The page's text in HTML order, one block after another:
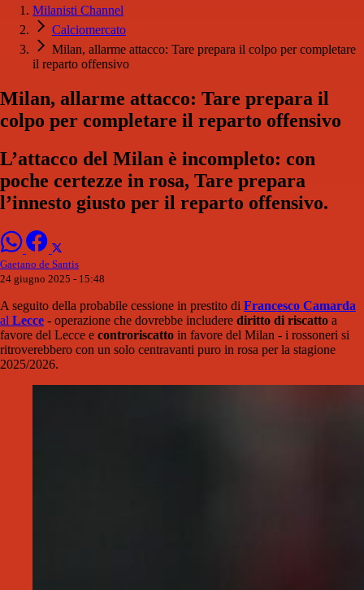
Milanisti Channel
Calciomercato
Milan, allarme attacco: Tare prepara il colpo per completare
il reparto offensivo
Milan, allarme attacco: Tare prepara il
colpo per completare il reparto offensivo
L’attacco del Milan è incompleto: con
poche certezze in rosa, Tare prepara
l’innesto giusto per il reparto offensivo.
Gaetano de Santis
24 giugno 2025 - 15:48
A seguito della probabile cessione in prestito di Francesco Camarda
al Lecce - operazione che dovrebbe includere diritto di riscatto a
favore del Lecce e controriscatto in favore del Milan - i rossoneri si
ritroverebbero con un solo centravanti puro in rosa per la stagione
2025/2026.